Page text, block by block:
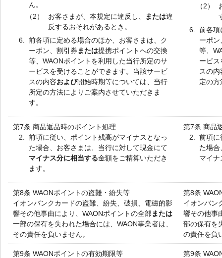
ん。
（2）
お客さまが、本規定に違反し、 または違
反するおそれがあるとき。
6.
前各項に定める場合のほか、お客さまは、ク
ーポン、割引券 または提携ポイントへの交換
等、WAONポイントを利用した当行所定のサ
ービスを受けることができます。当該サービ
スの内容および開始時期等については、当行
所定の方法によりご案内させていただきま
す。
（2）
6.
前各項
ーポ
等、
ービ
スの
定の
第7条 商品返品時のポイント処理
2.
前項に従い、ポイント残高がマイナスとなっ
た場合、お客さまは、当行に対して現金にて
マイナス分に相当する金額をご精算いただき
ます。
第7条 商品
2.
前項に
た場
マイ
第8条 WAONポイントの盗難・紛失等
イオンバンクカードの盗難、紛失、破損、電磁的影
響その他事由により、WAONポイントの全部または
一部の保有を失われた場合には、WAON事業者は、
その責任を負いません。
第8条
イオンバン
響その他事
部の保有を
の責任を負
第9条 WAONポイントの有効期限等
第9条